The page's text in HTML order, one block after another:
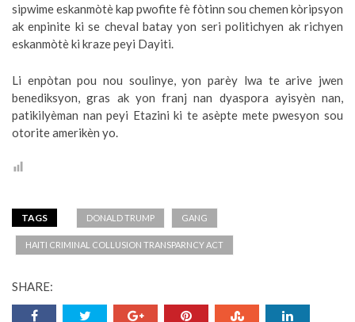
sipwime eskanmòtè kap pwofite fè fòtinn sou chemen kòripsyon
ak enpinite ki se cheval batay yon seri politichyen ak richyen
eskanmòtè ki kraze peyi Dayiti.
Li enpòtan pou nou soulinye, yon parèy lwa te arive jwen
benediksyon, gras ak yon franj nan dyaspora ayisyèn nan,
patikilyèman nan peyi Etazini ki te asèpte mete pwesyon sou
otorite amerikèn yo.
TAGS DONALD TRUMP GANG
HAITI CRIMINAL COLLUSION TRANSPARNCY ACT
SHARE: